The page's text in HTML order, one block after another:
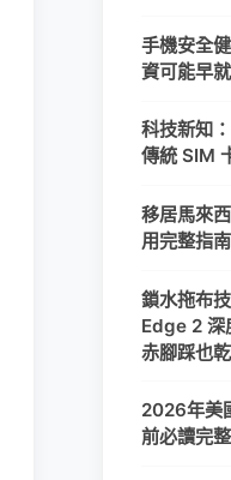
手機安全
資可能早
科技新知
傳統 SIM
移居馬來
用完整指南
鎖水拖布
Edge 2 深
赤腳踩也
2026年美
前必讀完